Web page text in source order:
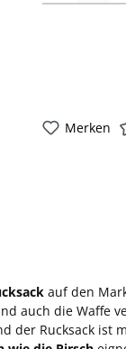
Merken
auf den
auch die Waffe
der Rucksack ist